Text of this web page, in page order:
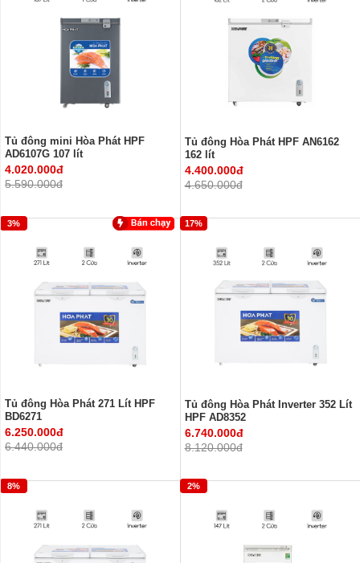
Tủ đông mini Hòa Phát HPF
AD6107G 107 lít
4.020.000đ
5.590.000đ
Tủ đông Hòa Phát HPF AN6162
162 lít
4.400.000đ
4.650.000đ
3%
Tủ đông Hòa Phát 271 Lít HPF
BD6271
6.250.000đ
6.440.000đ
17%
Tủ đông Hòa Phát Inverter 352 Lít
HPF AD8352
6.740.000đ
8.120.000đ
8% 2%